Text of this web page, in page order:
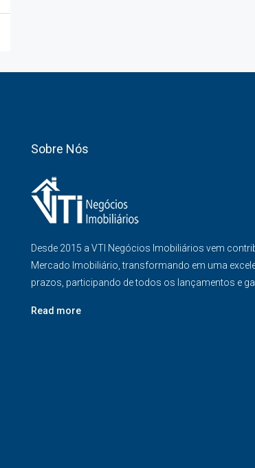
Sobre Nós
Desde 2015 a VTI Negócios Imobiliários vem
Mercado Imobiliário, transformando em uma
prazos, participando de todos os lançamentos e
Read more